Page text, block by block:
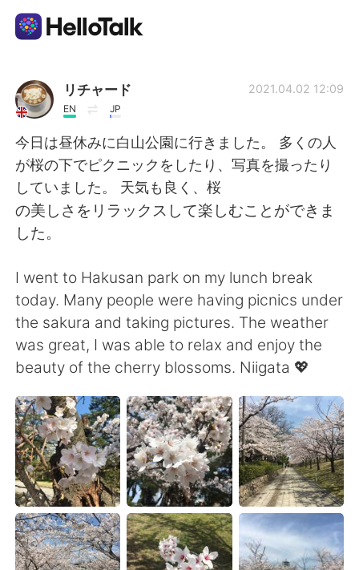
語言交換應用
AI Grammar Checker
繁體中文
English
Español العربية
Français Deutsch
日本語 한국어
Русский ไทย
Indonesia Italiano
Türkçe Tiếng Việt
Português
リチャード
EN JP
2021.04.02 12:09
今日は昼休みに白山公園に行きました。 多くの人
が桜の下でピクニックをしたり、写真を撮ったり
していました。 天気も良く、桜
の美しさをリラックスして楽しむことができま
した。
I went to Hakusan park on my lunch break
today. Many people were having picnics under
the sakura and taking pictures. The weather
was great, I was able to relax and enjoy the
beauty of the cherry blossoms. Niigata 💖